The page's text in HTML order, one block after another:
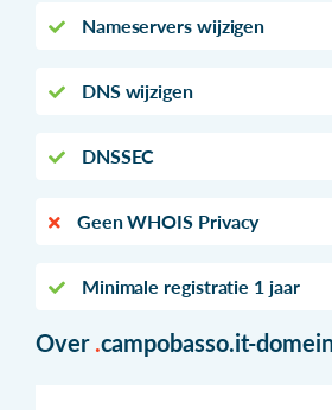
Nameservers wijzigen
DNS wijzigen
DNSSEC
Geen WHOIS Privacy
Minimale registratie 1 jaar
Over .campobasso.it-